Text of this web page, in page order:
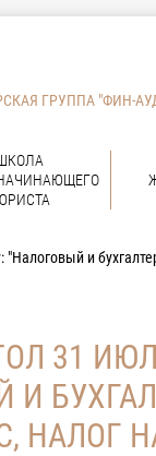
ГРУППА "ФИН-
и
31
И
НАЛОГ